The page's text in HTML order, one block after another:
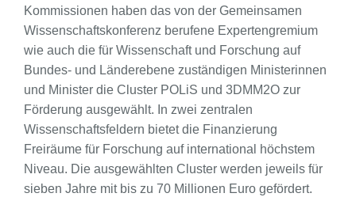
Kommissionen haben das von der Gemeinsamen
Wissenschaftskonferenz berufene Expertengremium
wie auch die für Wissenschaft und Forschung auf
Bundes- und Länderebene zuständigen Ministerinnen
und Minister die Cluster POLiS und 3DMM2O zur
Förderung ausgewählt. In zwei zentralen
Wissenschaftsfeldern bietet die Finanzierung
Freiräume für Forschung auf international höchstem
Niveau. Die ausgewählten Cluster werden jeweils für
sieben Jahre mit bis zu 70 Millionen Euro gefördert.